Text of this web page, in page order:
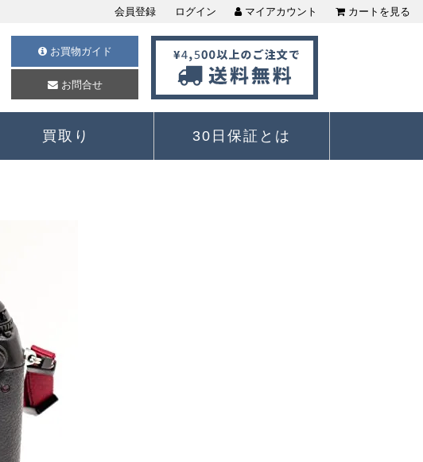
会員登録 ログイン マイアカウント カートを見る
お買物ガイド
お問合せ
買取り 30日保証とは